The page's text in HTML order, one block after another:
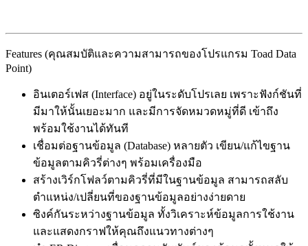
Features (คุณสมบัติและความสามารถของโปรแกรม Toad Data
Point)
อินเตอร์เฟส (Interface) อยู่ในระดับโปรเลย เพราะฟังก์ชันที่
มีมาให้นั้นเยอะมาก และมีการจัดหมวดหมู่ที่ดี เข้าถึง
พร้อมใช้งานได้ทันที
เชื่อมต่อฐานข้อมูล (Database) หลายตัว เขียน/แก้ไขฐาน
ข้อมูลตามคิวรี่ต่างๆ พร้อมเครื่องมือ
สร้างเวิร์กโฟลว์ตามคิวรี่ที่มีในฐานข้อมูล สามารถสลับ
ตำแหน่ง/เปลี่ยนที่ของฐานข้อมูลอย่างง่ายดาย
ซิงค์กันระหว่างฐานข้อมูล ทั้งวิเคราะห์ข้อมูลการใช้งาน
และแสดงกราฟให้คุณถึงแนวทางต่างๆ